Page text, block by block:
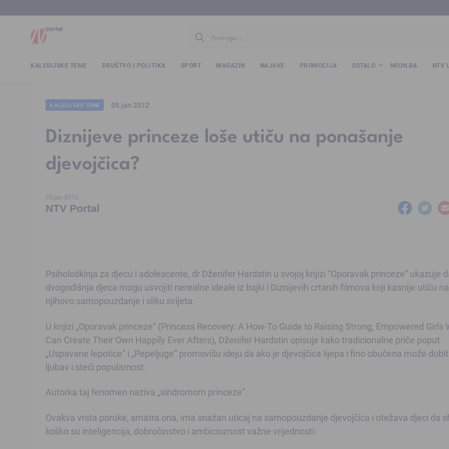
KALESIJSKE TEME DRUŠTVO I POLITIKA SPORT MAGAZIN NAJAVE PROMOCIJA OSTALO NEON.BA NTV
KALESIJSKE TEME 05.jan.2012
Diznijeve princeze loše utiču na ponašanje
djevojčica?
05.jan.2012
NTV Portal
Psihološkinja za djecu i adolescente, dr Dženifer Hardstin u svojoj knjizi “Oporavak princeze” ukazuje
dvogodišnja djeca mogu usvojiti nerealne ideale iz bajki i Diznijevih crtanih filmova koji kasnije utiču na
njihovo samopouzdanje i sliku svijeta.
U knjizi „Oporavak princeze“ (Princess Recovery: A How-To Guide to Raising Strong, Empowered Girls
Can Create Their Own Happily Ever Afters), Dženifer Hardstin opisuje kako tradicionalne priče poput
„Uspavane lepotice“ i „Pepeljuge“ promovišu ideju da ako je djevojčica lijepa i fino obučena može
ljubav i steći popularnost.
Autorka taj fenomen naziva „sindromom princeze“.
Ovakva vrsta poruke, smatra ona, ima snažan uticaj na samopouzdanje djevojčica i otežava djeci da
koliko su inteligencija, dobročinstvo i ambicioznost važne vrijednosti: